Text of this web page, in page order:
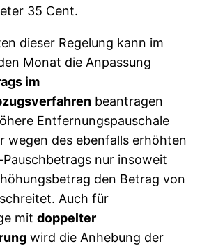
35 Cent.
dieser Regelung kann im
Monat die Anpassung
im
beantragen
Entfernungspauschale
wegen des ebenfalls erhöhten
nur insoweit
den Betrag von
Auch für
mitdoppelter
wird die Anhebung der